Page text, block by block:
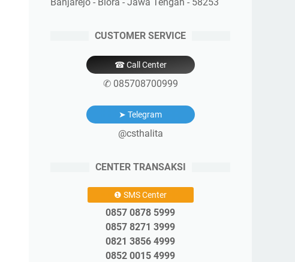
CUSTOMER SERVICE
☎ Call Center
✆ 085708700999
➤ Telegram
@csthalita
CENTER TRANSAKSI
❶ SMS Center
0857 0878 5999
0857 8271 3999
0821 3856 4999
0852 0015 4999